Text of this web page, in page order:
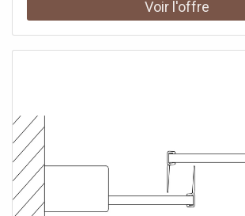
option avec revêtement facile
aluminium anodisé Poignées
d'étanchéité horizontale avec effet de
avec seuil (hauteur 6 mm) ou peut être
(sans plancher) En raison de la
étanchéité absolue ne peut pas être
avec matériel de fixation testé selon DIN
PPP 53005 (TÜV / GS)